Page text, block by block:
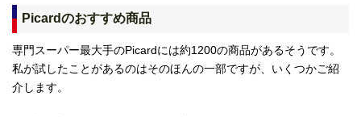
Picardのおすすめ商品
専門スーパー最大手のPicardには約1200の商品があるそうです。
私が試したことがあるのはそのほんの一部ですが、いくつかご紹
介します。